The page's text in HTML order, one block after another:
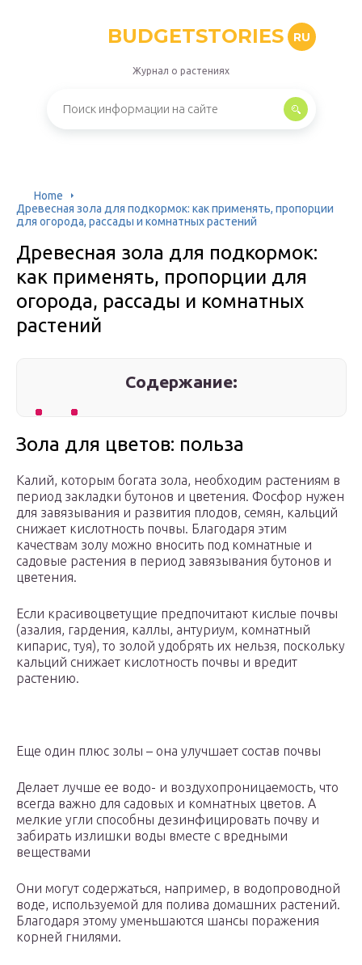
BUDGETSTORIES RU
Журнал о растениях
Home
Древесная зола для подкормок: как применять, пропорции
для огорода, рассады и комнатных растений
Древесная зола для подкормок:
как применять, пропорции для
огорода, рассады и комнатных
растений
Содержание:
Зола для цветов: польза
Калий, которым богата зола, необходим растениям в
период закладки бутонов и цветения. Фосфор нужен
для завязывания и развития плодов, семян, кальций
снижает кислотность почвы. Благодаря этим
качествам золу можно вносить под комнатные и
садовые растения в период завязывания бутонов и
цветения.
Если красивоцветущие предпочитают кислые почвы
(азалия, гардения, каллы, антуриум, комнатный
кипарис, туя), то золой удобрять их нельзя, поскольку
кальций снижает кислотность почвы и вредит
растению.
Еще один плюс золы – она улучшает состав почвы
Делает лучше ее водо- и воздухопроницаемость, что
всегда важно для садовых и комнатных цветов. А
мелкие угли способны дезинфицировать почву и
забирать излишки воды вместе с вредными
веществами
Они могут содержаться, например, в водопроводной
воде, используемой для полива домашних растений.
Благодаря этому уменьшаются шансы поражения
корней гнилями.